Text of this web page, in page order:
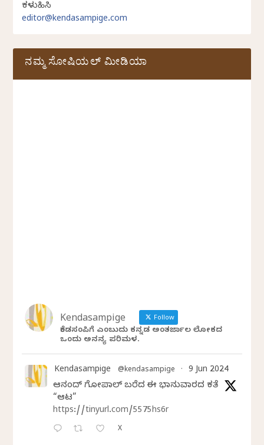
ಕಳುಹಿಸಿ
editor@kendasampige.com
ನಮ್ಮ ಸೋಷಿಯಲ್‌ ಮೀಡಿಯಾ
Kendasampige Follow
ಕೆಂಡಸಂಪಿಗೆ ಎಂಬುದು ಕನ್ನಡ ಅಂತರ್ಜಾಲ ಲೋಕದ
ಒಂದು ಅನನ್ಯ ಪರಿಮಳ.
Kendasampige @kendasampige · 9 Jun 2024
ಆನಂದ್‌ ಗೋಪಾಲ್‌ ಬರೆದ ಈ ಭಾನುವಾರದ ಕತೆ
“ಆಟ”
https://tinyurl.com/5575hs6r
X